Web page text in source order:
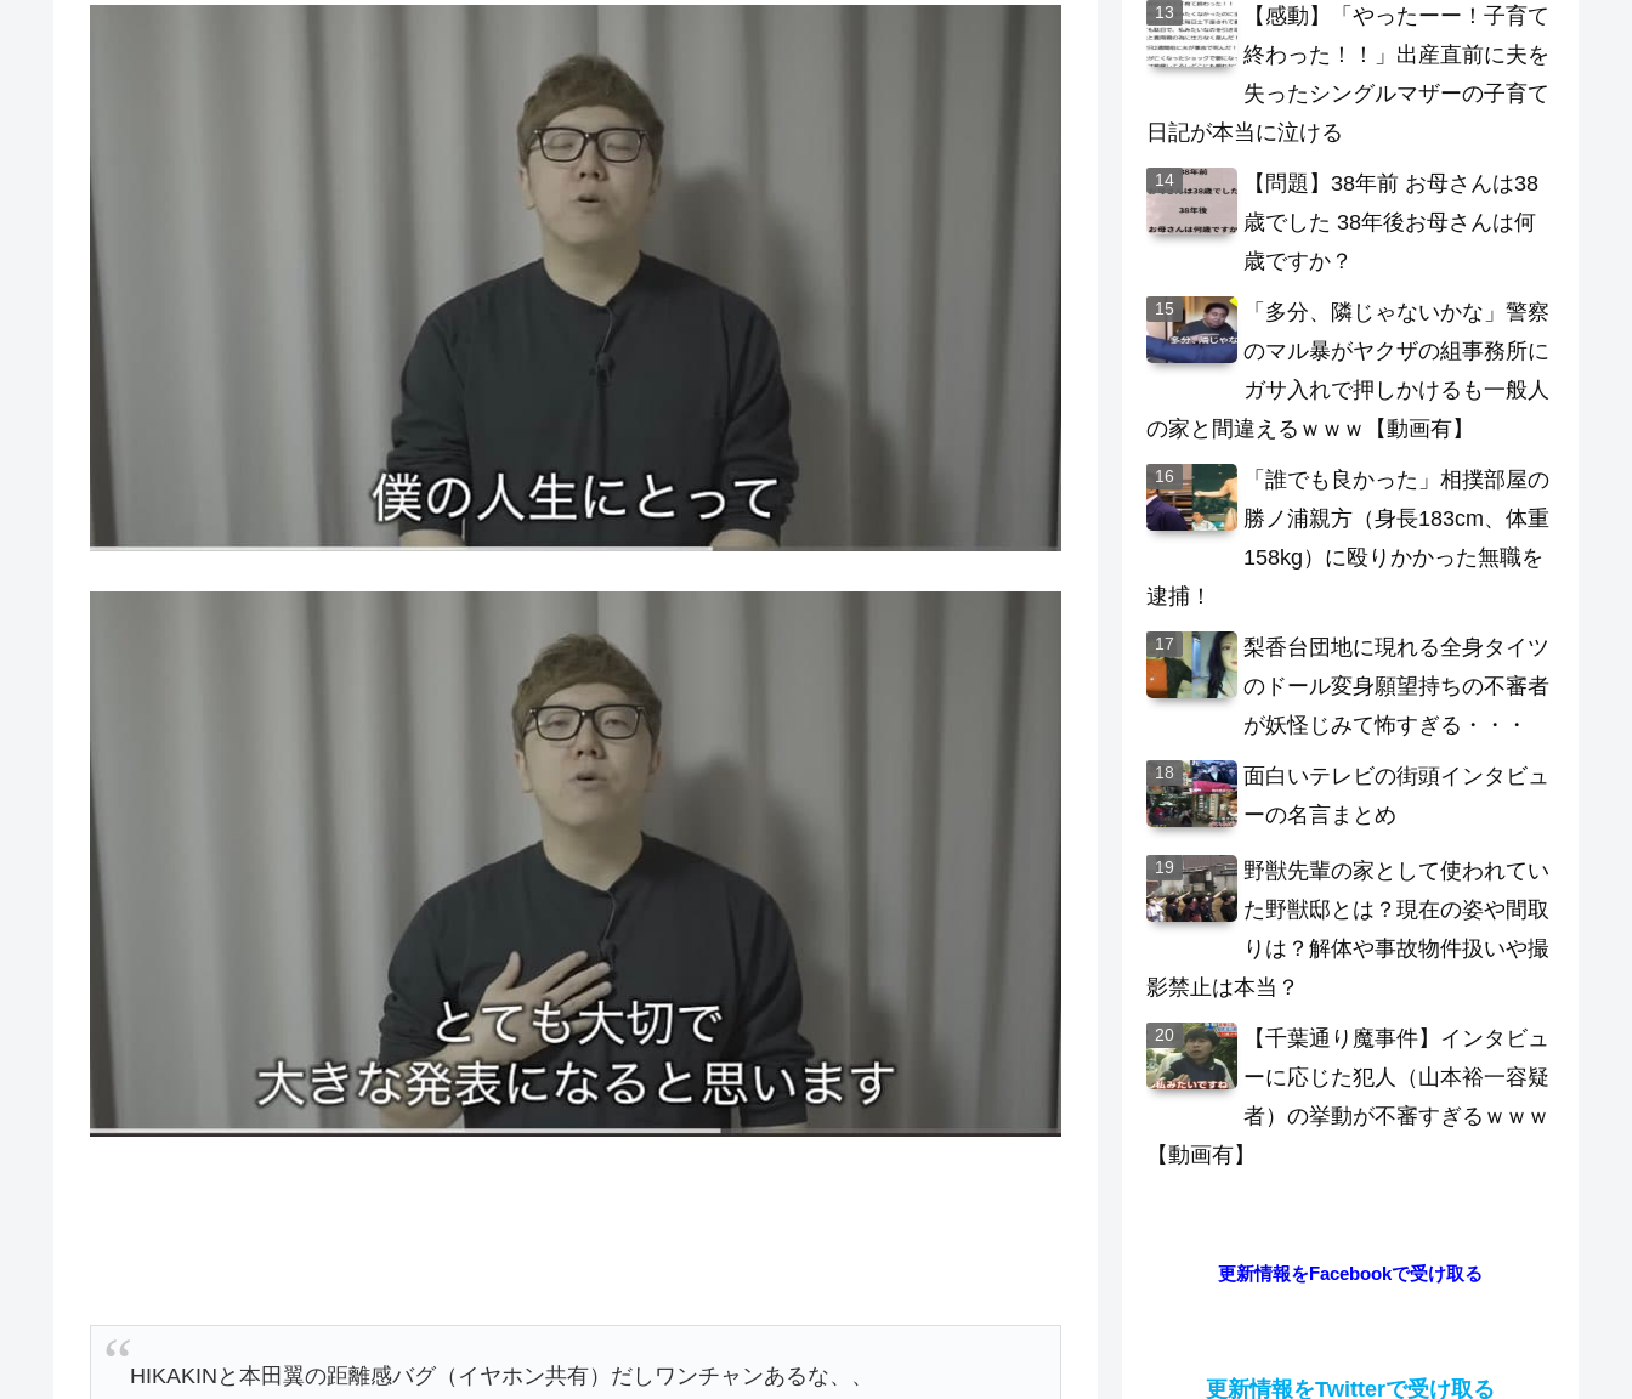
HIKAKINと本田翼の距離感バグ（イヤホン共有）だしワンチャンあるな、、
【感動】「やったーー！子育て
終わった！！」出産直前に夫を
失ったシングルマザーの子育て
日記が本当に泣ける
【問題】38年前 お母さんは38
歳でした 38年後お母さんは何
歳ですか？
「多分、隣じゃないかな」警察
のマル暴がヤクザの組事務所に
ガサ入れで押しかけるも一般人
の家と間違えるｗｗｗ【動画有】
「誰でも良かった」相撲部屋の
勝ノ浦親方（身長183cm、体重
158kg）に殴りかかった無職を
逮捕！
梨香台団地に現れる全身タイツ
のドール変身願望持ちの不審者
が妖怪じみて怖すぎる・・・
面白いテレビの街頭インタビュ
ーの名言まとめ
野獣先輩の家として使われてい
た野獣邸とは？現在の姿や間取
りは？解体や事故物件扱いや撮
影禁止は本当？
【千葉通り魔事件】インタビュ
ーに応じた犯人（山本裕一容疑
者）の挙動が不審すぎるｗｗｗ
【動画有】
更新情報をFacebookで受け取る
更新情報をTwitterで受け取る